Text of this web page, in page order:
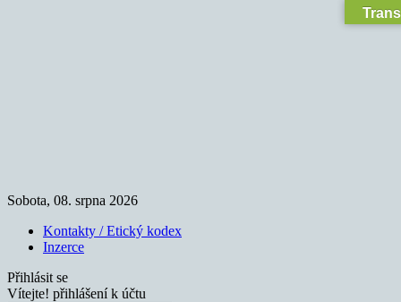
Sobota, 08. srpna 2026
Kontakty / Etický kodex
Inzerce
Přihlásit se
Vítejte! přihlášení k účtu